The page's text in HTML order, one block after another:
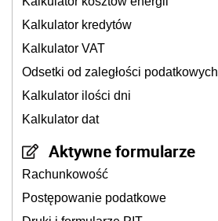
Kalkulator kredytów
Kalkulator VAT
Odsetki od zaległości podatkowych
Kalkulator ilości dni
Kalkulator dat
Aktywne formularze
Rachunkowość
Postępowanie podatkowe